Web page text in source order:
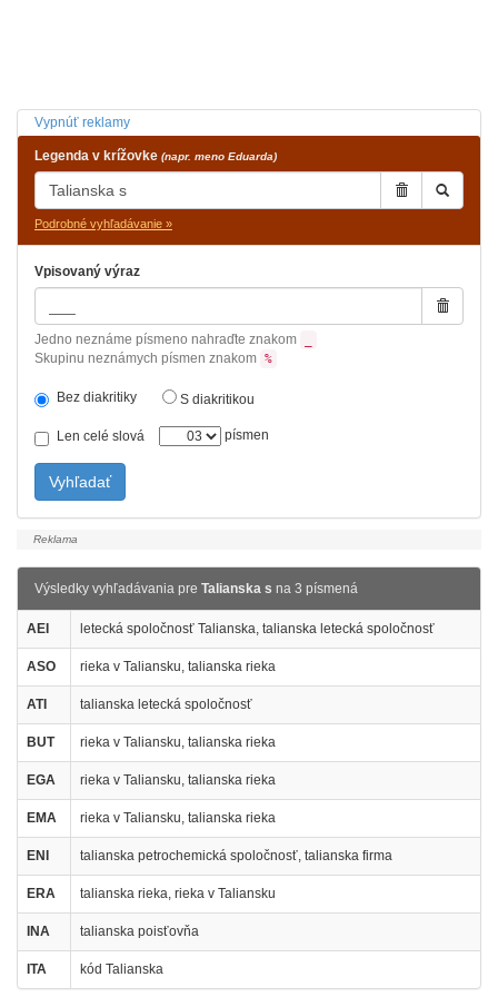
Vypnúť reklamy
Legenda v krížovke (napr. meno Eduarda)
Podrobné vyhľadávanie »
Vpisovaný výraz
Jedno neznáme písmeno nahraďte znakom
Skupinu neznámych písmen znakom %
Bez diakritiky S diakritikou
Len celé slová písmen
Vyhľadať
Výsledky vyhľadávania pre Talianska s na 3 písmená
AEI letecká spoločnosť Talianska, talianska letecká spoločnosť
ASO rieka v Taliansku, talianska rieka
ATI talianska letecká spoločnosť
BUT rieka v Taliansku, talianska rieka
EGA rieka v Taliansku, talianska rieka
EMA rieka v Taliansku, talianska rieka
ENI talianska petrochemická spoločnosť, talianska firma
ERA talianska rieka, rieka v Taliansku
INA talianska poisťovňa
ITA kód Talianska